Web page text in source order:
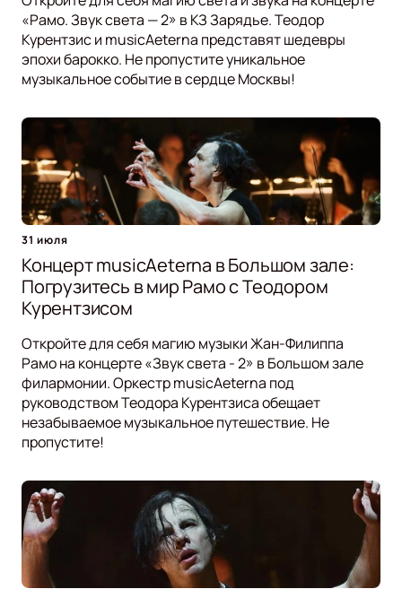
«Рамо. Звук света — 2» в КЗ Зарядье. Теодор
Курентзис и musicAeterna представят шедевры
эпохи барокко. Не пропустите уникальное
музыкальное событие в сердце Москвы!
31 июля
Концерт musicAeterna в Большом зале:
Погрузитесь в мир Рамо с Теодором
Курентзисом
Откройте для себя магию музыки Жан-Филиппа
Рамо на концерте «Звук света - 2» в Большом зале
филармонии. Оркестр musicAeterna под
руководством Теодора Курентзиса обещает
незабываемое музыкальное путешествие. Не
пропустите!